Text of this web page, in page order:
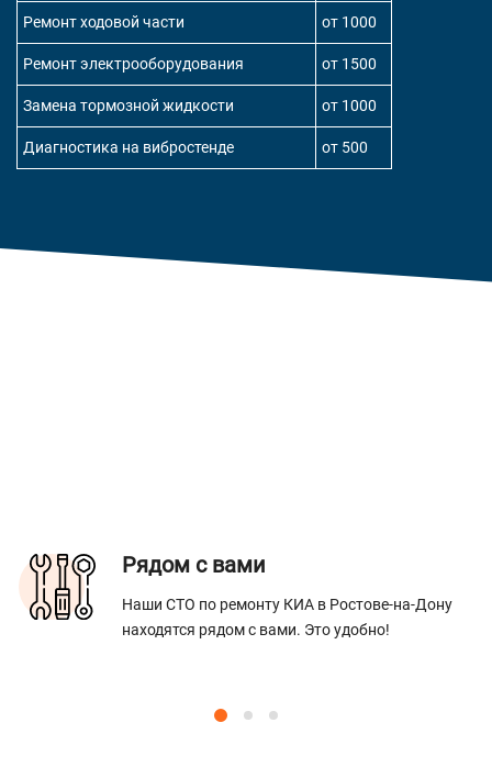
Ремонт ходовой части от 1000
Ремонт электрооборудования от 1500
Замена тормозной жидкости от 1000
Диагностика на вибростенде от 500
Рядом с вами
Наши СТО по ремонту КИА в Ростове-на-Дону
находятся рядом с вами. Это удобно!